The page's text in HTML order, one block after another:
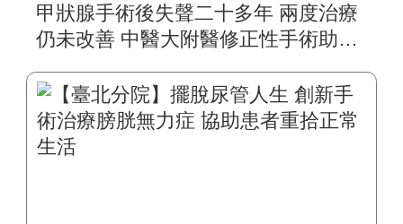
甲狀腺手術後失聲二十多年 兩度治療
仍未改善 中醫大附醫修正性手術助四